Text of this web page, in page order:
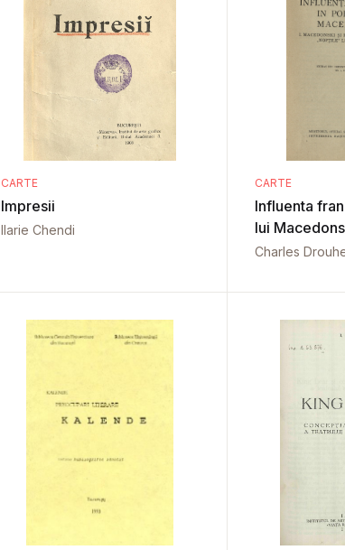
CARTE
Impresii
Ilarie Chendi
CARTE
Influenta
lui
Charles